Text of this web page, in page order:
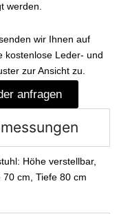
werden.
wir Ihnen auf
kostenlose Leder- und
zur Ansicht zu.
anfragen
Höhe verstellbar,
70 cm, Tiefe 80 cm